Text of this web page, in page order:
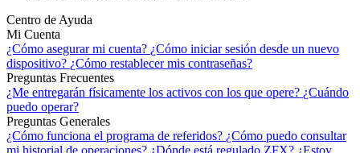
Centro de Ayuda
Mi Cuenta
¿Cómo asegurar mi cuenta? ¿Cómo iniciar sesión desde un nuevo
dispositivo? ¿Cómo restablecer mis contraseñas?
Preguntas Frecuentes
¿Me entregarán físicamente los activos con los que opere? ¿Cuándo
puedo operar?
Preguntas Generales
¿Cómo funciona el programa de referidos? ¿Cómo puedo consultar
mi historial de operaciones? ¿Dónde está regulado ZFX? ¿Estoy